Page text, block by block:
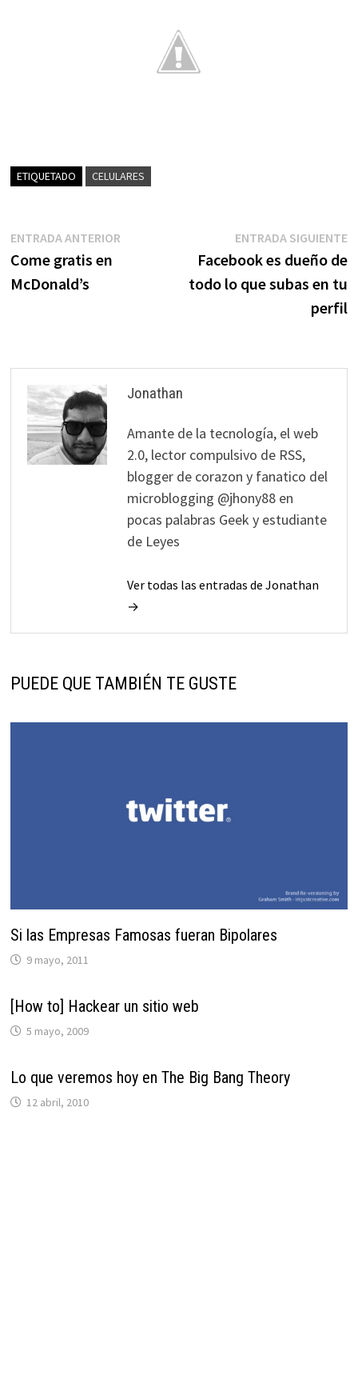
ETIQUETADO CELULARES
Navegación
de
ENTRADA ANTERIOREntrada
Come gratis en
McDonald’s
ENTRADA SIGUIENTE
Facebook es dueño de
todo lo que subas en tu
perfil
Jonathan
Amante de la tecnología, el web
2.0, lector compulsivo de RSS,
blogger de corazon y fanatico del
microblogging @jhony88 en
pocas palabras Geek y estudiante
de Leyes
Ver todas las entradas de Jonathan
→
PUEDE QUE TAMBIÉN TE GUSTE
Si las Empresas Famosas fueran Bipolares
9 mayo, 2011
[How to] Hackear un sitio web
5 mayo, 2009
Lo que veremos hoy en The Big Bang Theory
12 abril, 2010